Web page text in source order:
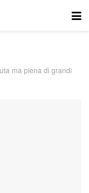
ma piena di grandi